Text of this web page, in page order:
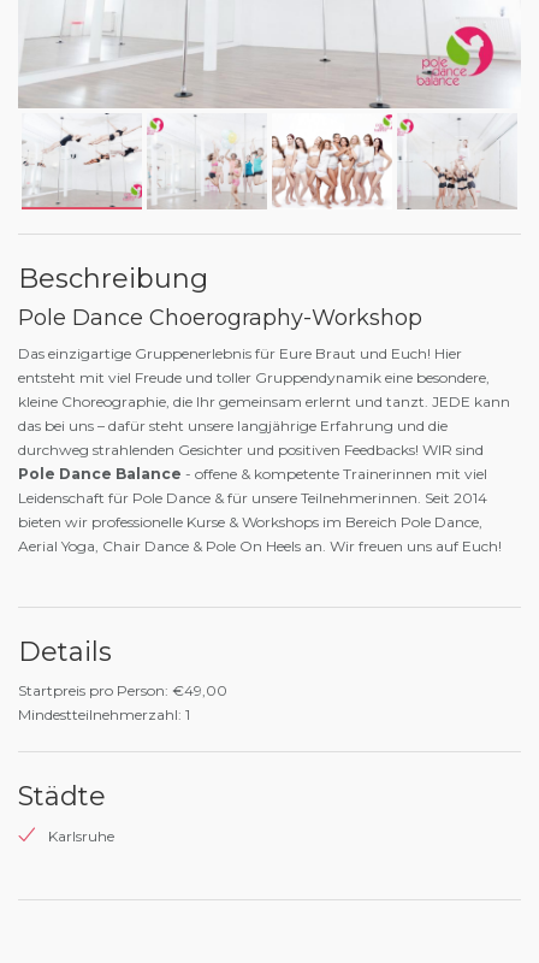
Beschreibung
Pole Dance Choerography-Workshop
Das einzigartige Gruppenerlebnis für Eure Braut und Euch! Hier
entsteht mit viel Freude und toller Gruppendynamik eine besondere,
kleine Choreographie, die Ihr gemeinsam erlernt und tanzt. JEDE kann
das bei uns – dafür steht unsere langjährige Erfahrung und die
durchweg strahlenden Gesichter und positiven Feedbacks! WIR sind
Pole Dance Balance - offene & kompetente Trainerinnen mit viel
Leidenschaft für Pole Dance & für unsere Teilnehmerinnen. Seit 2014
bieten wir professionelle Kurse & Workshops im Bereich Pole Dance,
Aerial Yoga, Chair Dance & Pole On Heels an. Wir freuen uns auf Euch!
Details
Startpreis pro Person: €49,00
Mindestteilnehmerzahl: 1
Städte
Karlsruhe